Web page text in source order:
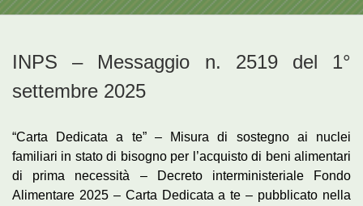
INPS – Messaggio n. 2519 del 1°
settembre 2025
“Carta Dedicata a te” – Misura di sostegno ai nuclei
familiari in stato di bisogno per l’acquisto di beni alimentari
di prima necessità – Decreto interministeriale Fondo
Alimentare 2025 – Carta Dedicata a te – pubblicato nella